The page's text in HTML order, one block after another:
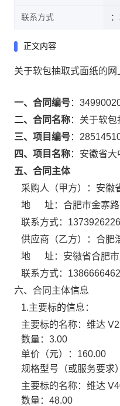
联系方式
正文内容
关于软包抽取式面纸的网
一、合同编号：
二、合同名称： 关于软包
三、项目编号：
四、项目名称： 安徽省大
五、合同主体
采购人（甲方）： 安徽
地 址： 合肥市金寨
联系方式：
供应商（乙方）： 合肥
地 址： 安徽省合肥
联系方式：
六、合同主体信息
1.主要标的信息：
主要标的名称： 维达
数量： 3.00
单价（元）： 160.00
规格型号（或服务要求
主要标的名称： 维达
数量： 48.00